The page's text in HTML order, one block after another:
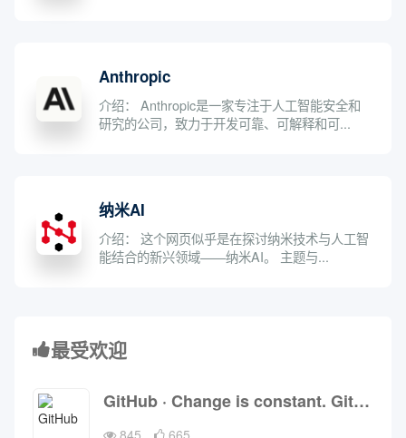
Anthropic
介绍： Anthropic是一家专注于人工智能安全和
研究的公司，致力于开发可靠、可解释和可...
纳米AI
介绍： 这个网页似乎是在探讨纳米技术与人工智
能结合的新兴领域——纳米AI。 主题与...
最受欢迎
GitHub · Change is constant. GitHub keeps you ahead. · GitHub
845 665